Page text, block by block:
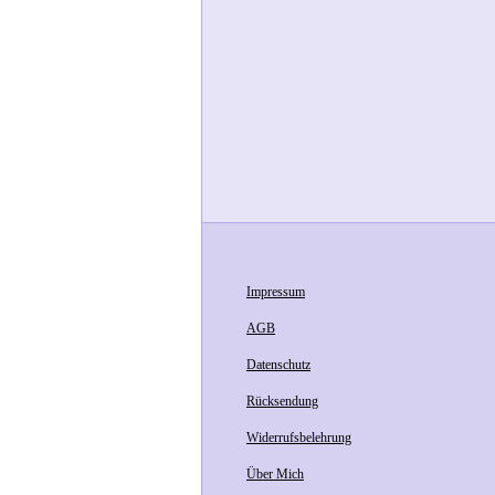
Impressum
AGB
Datenschutz
Rücksendung
Widerrufsbelehrung
Über Mich